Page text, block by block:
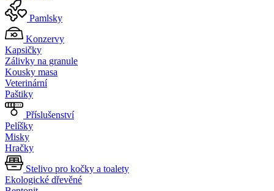
Pamlsky
Konzervy
Kapsičky
Zálivky na granule
Kousky masa
Veterinární
Paštiky
Příslušenství
Pelíšky
Misky
Hračky
Stelivo pro kočky a toalety
Ekologické dřevěné